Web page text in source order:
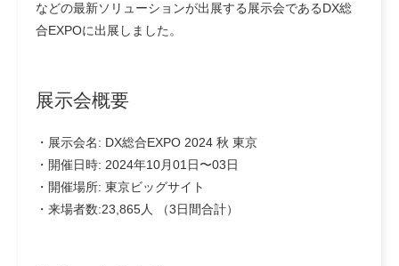
などの最新ソリューションが出展する展示会であるDX総
合EXPOに出展しました。
展示会概要
・展示会名: DX総合EXPO 2024 秋 東京
・開催日時: 2024年10月01日〜03日
・開催場所: 東京ビッグサイト
・来場者数:23,865人 （3日間合計）